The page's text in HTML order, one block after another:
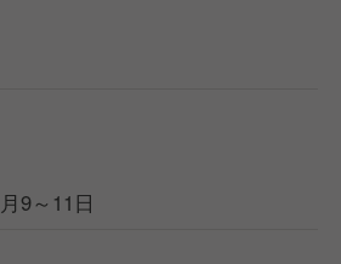
9～11日